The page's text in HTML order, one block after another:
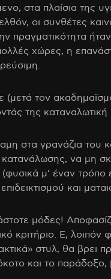
στα πλαίσια της
οι συνθέτες
πραγματικότητα
χώρες, η
(μετά τον
της καταναλωτική
στα γρανάζια
να μη
μ’ έναν
και
μόδες!
κριτήριο. Ε,
στυλ, θα
και το